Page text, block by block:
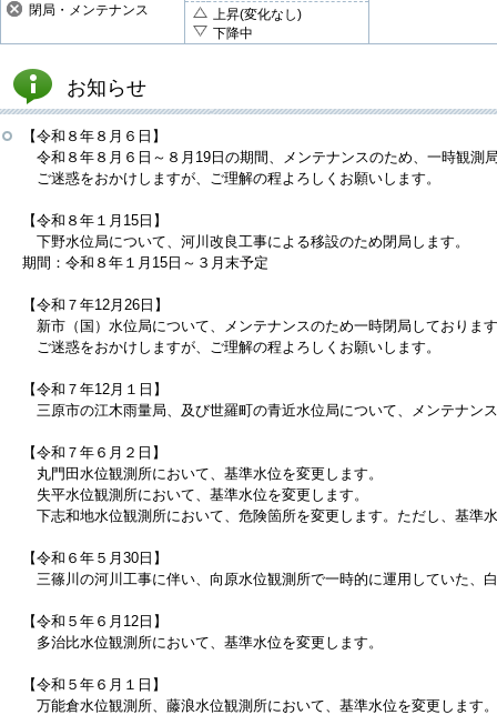
閉局・メンテナンス
上昇(変化なし)
下降中
お知らせ
【令和８年８月６日】
令和８年８月６日～８月19日の期間、メンテナンスのため、一時観測
ご迷惑をおかけしますが、ご理解の程よろしくお願いします。
【令和８年１月15日】
下野水位局について、河川改良工事による移設のため閉局します。
期間：令和８年１月15日～３月末予定
【令和７年12月26日】
新市（国）水位局について、メンテナンスのため一時閉局しておりま
ご迷惑をおかけしますが、ご理解の程よろしくお願いします。
【令和７年12月１日】
三原市の江木雨量局、及び世羅町の青近水位局について、メンテナン
【令和７年６月２日】
丸門田水位観測所において、基準水位を変更します。
失平水位観測所において、基準水位を変更します。
下志和地水位観測所において、危険箇所を変更します。ただし、基準
【令和６年５月30日】
三篠川の河川工事に伴い、向原水位観測所で一時的に運用していた、
【令和５年６月12日】
多治比水位観測所において、基準水位を変更します。
【令和５年６月１日】
万能倉水位観測所、藤浪水位観測所において、基準水位を変更します